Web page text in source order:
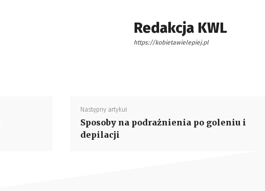
Redakcja KWL
https://kobietawielepiej.pl
Następny artykuł
Sposoby na podrażnienia po goleniu i
depilacji